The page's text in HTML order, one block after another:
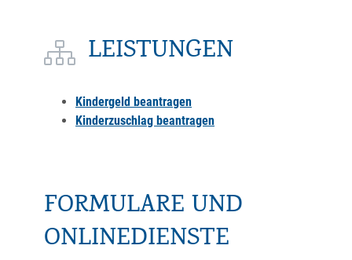
LEISTUNGEN
Kindergeld beantragen
Kinderzuschlag beantragen
FORMULARE UND
ONLINEDIENSTE